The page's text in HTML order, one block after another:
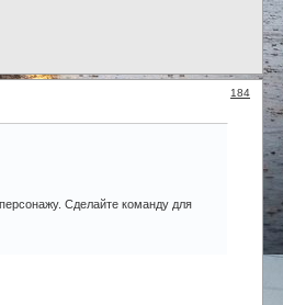
184
Сделайте команду для